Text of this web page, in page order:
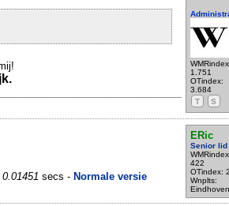
1.751
OTindex:
3.684
T
S
ERic
Senior lid
422
OTindex:
Wnplts:
Eindhoven
0.01451 secs - Normale versie